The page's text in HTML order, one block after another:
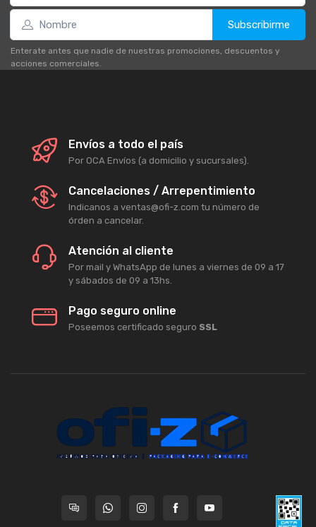
Subscribirme
Enterate antes que nadie de nuestras promociones, descuentos y
acciones comerciales.
Envíos a todo el país
Por OCA Envíos (a domicilio y sucursales).
Cancelaciones / Arrepentimiento
Indicanos a ventas@ofi-z.com tu número de
órden a cancelar.
Atención al cliente
Por mail y WhatsApp de lunes a viernes de 09 a 17
y sábados de 09 a 13hs.
Pago seguro online
Poseemos certificado seguro SSL